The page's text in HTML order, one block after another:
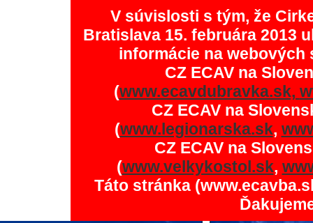
V súvislosti s tým, že
Bratislava 15. februára 2013
informácie na
CZ ECAV na
(www.ecavdubravka.sk,
CZ ECAV na
(www.legionarska.sk,
CZ ECAV na
(www.velkykostol.sk,
Táto stránka